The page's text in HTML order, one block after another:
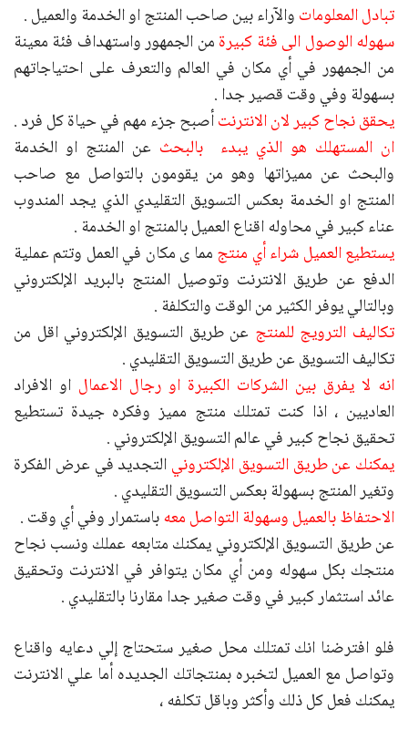
تبادل المعلوماتوالآراء بين صاحب المنتج او الخدمة والعميل .
سهوله الوصول الى فئة كبيرةمن الجمهور واستهداف فئة معينة
من الجمهور في أي مكان في العالم والتعرف على احتياجاتهم
بسهولة وفي وقت قصير جدا .
يحقق نجاح كبير لان الانترنتأصبح جزء مهم في حياة كل فرد .
ان المستهلك هو الذي يبدء بالبحث عن المنتج او الخدمة
والبحث عن مميزاتها وهو من يقومون بالتواصل مع صاحب
المنتج او الخدمة بعكس التسويق التقليدي الذي يجد المندوب
عناء كبير في محاوله اقناع العميل بالمنتج او الخدمة .
يستطيع العميل شراء أي منتجمما ى مكان في العمل وتتم عملية
الدفع عن طريق الانترنت وتوصيل المنتج بالبريد الإلكتروني
وبالتالي يوفر الكثير من الوقت والتكلفة .
تكاليف الترويج للمنتج عن طريق التسويق الإلكتروني اقل من
تكاليف التسويق عن طريق التسويق التقليدي .
انه لا يفرق بين الشركات الكبيرة او رجال الاعمال او الافراد
العاديين ، اذا كنت تمتلك منتج مميز وفكره جيدة تستطيع
تحقيق نجاح كبير في عالم التسويق الإلكتروني .
يمكنك عن طريق التسويق الإلكترونيالتجديد في عرض الفكرة
وتغير المنتج بسهولة بعكس التسويق التقليدي .
الاحتفاظ بالعميل وسهولةالتواصل معهباستمرار وفي أي وقت .
عن طريق التسويق الإلكتروني يمكنك متابعه عملك ونسب نجاح
منتجك بكل سهوله ومن أي مكان يتوافر في الانترنت وتحقيق
عائد استثمار كبير في وقت صغير جدا مقارنا بالتقليدي .
فلو افترضنا انك تمتلك محل صغير ستحتاج إلي دعايه واقناع
وتواصل مع العميل لتخبره بمنتجاتك الجديده أما علي الانترنت
يمكنك فعل كل ذلك وأكثر وباقل تكلفه ،